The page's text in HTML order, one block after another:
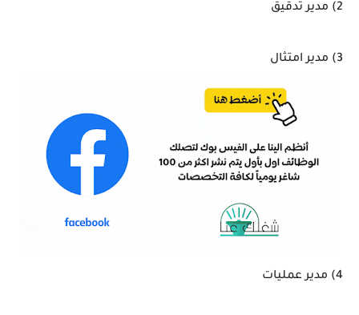
2) مدير تدقيق
3) مدير امتثال
4) مدير عمليات